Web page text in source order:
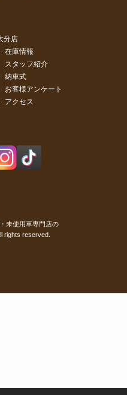
分店
在庫情報
スタッフ紹介
納車式
お客様アンケート
アクセス
未使用車専門店の
rights reserved.